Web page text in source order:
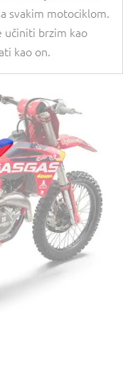
svakim motociklom.
učiniti brzim kao
kao on.